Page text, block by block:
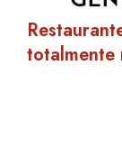
totalmente